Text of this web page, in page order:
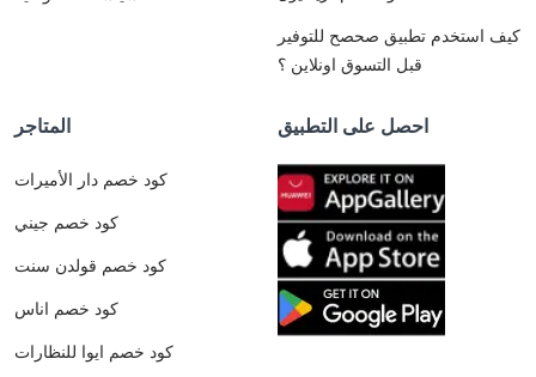
كيف استخدم تطبيق صحصح للتوفير
قبل التسوق اونلاين ؟
المتاجر
كود خصم دار الأميرات
كود خصم جيني
كود خصم قولدن سنت
كود خصم اناس
كود خصم ايوا للنظارات
احصل على التطبيق